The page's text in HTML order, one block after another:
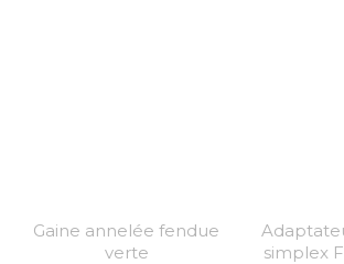
Gaine annelée fendue
verte
simplex